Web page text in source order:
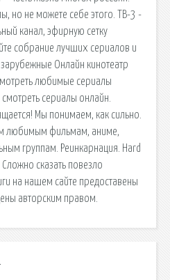
но не можете себе этого. ТВ-3 -
канал, эфирную сетку
собрание лучших сериалов и
Онлайн кинотеатр
любимые сериалы
сериалы онлайн.
Мы понимаем, как сильно.
любимым фильмам, аниме,
группам. Реинкарнация. Hard
сказать повезло
на нашем сайте предоставены
авторским правом.